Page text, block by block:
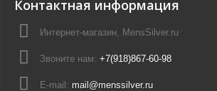
Контактная информация
Интернет-магазин, MensSilver.ru
Звоните нам: +7(918)867-60-98
E-mail: mail@menssilver.ru